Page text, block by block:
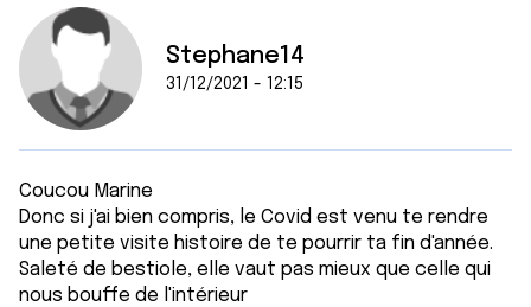
Stephane14
31/12/2021 - 12:15
Coucou Marine
Donc si j'ai bien compris, le Covid est venu te rendre
une petite visite histoire de te pourrir ta fin d'année.
Saleté de bestiole, elle vaut pas mieux que celle qui
nous bouffe de l'intérieur